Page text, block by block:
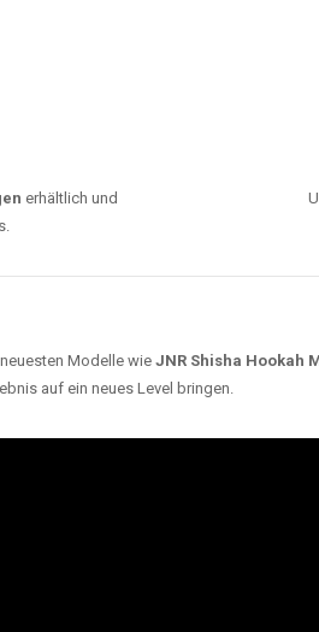
erhältlich und
Modelle wie JNR Shisha Hookah
auf ein neues Level bringen.